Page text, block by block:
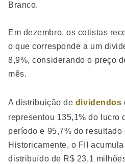
Branco.
Em dezembro, os cotistas
o que corresponde a um
8,9%, considerando o preço
mês.
A distribuição de dividendos
representou 135,1% do lucro
período e 95,7% do resultado
Historicamente, o FII
distribuído de R$ 23,1